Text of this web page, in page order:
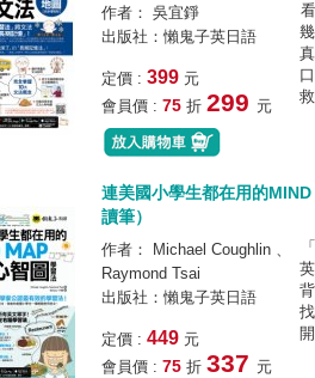
作者： 吳宜錚
出版社：懶鬼子英日語
定價 : 399 元
會員價 : 75 折 299 元
連美國小學生都在用的
讀筆）
作者： Michael Coughlin 、
Raymond Tsai
出版社：懶鬼子英日語
定價 : 449 元
會員價 : 75 折 337 元